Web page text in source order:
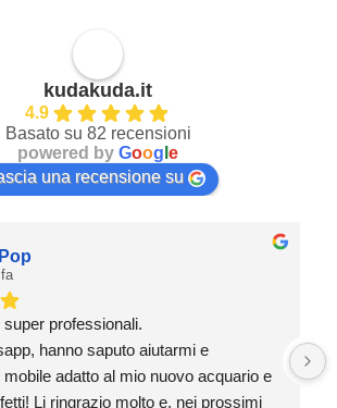
kudakuda.it
4.9
Basato su 82 recensioni
powered by Goog e
una recensione su
professionali.
hanno saputo aiutarmi e
adatto al mio nuovo acquario e
Li ringrazio molto e, nei prossimi